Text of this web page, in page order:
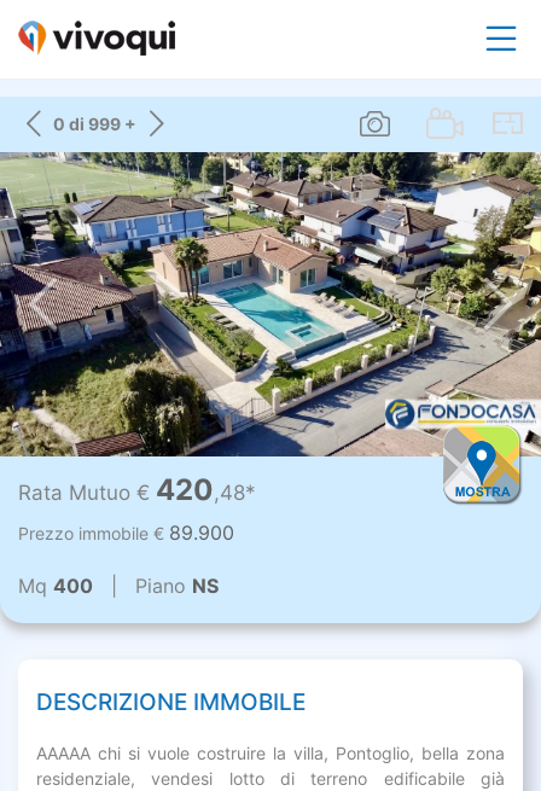
0 di 999 +
Rata Mutuo € 420,48*
Prezzo immobile € 89.900
Mq 400 | Piano NS
DESCRIZIONE IMMOBILE
AAAAA chi si vuole costruire la villa, Pontoglio, bella zona
residenziale, vendesi lotto di terreno edificabile già